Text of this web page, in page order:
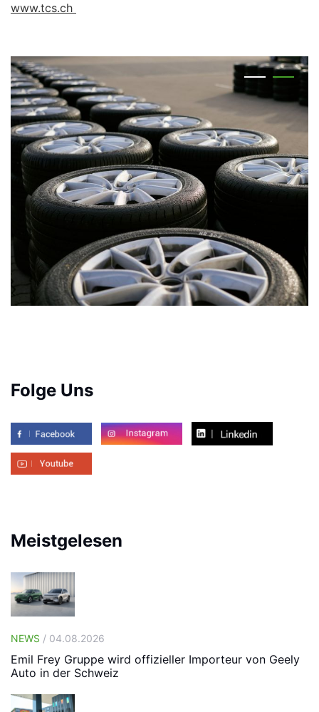
www.tcs.ch
Folge Uns
Meistgelesen
NEWS / 04.08.2026
Emil Frey Gruppe wird offizieller Importeur von Geely
Auto in der Schweiz